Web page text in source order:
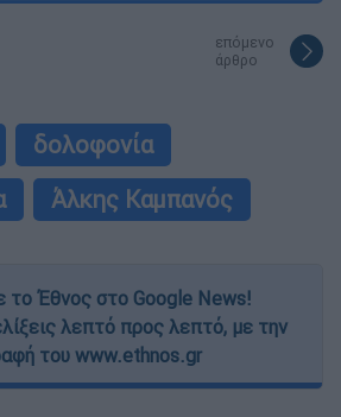
επόμενο
άρθρο
δολοφονία
Άλκης Καμπανός
το Έθνος στο Google News!
λεπτό προς λεπτό, με την
του www.ethnos.gr